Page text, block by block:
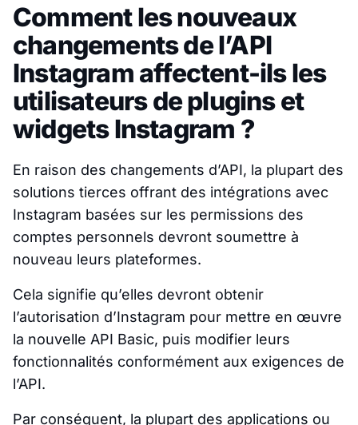
Comment les nouveaux
changements de l’API
Instagram affectent-ils les
utilisateurs de plugins et
widgets Instagram ?
En raison des changements d’API, la plupart des
solutions tierces offrant des intégrations avec
Instagram basées sur les permissions des
comptes personnels devront soumettre à
nouveau leurs plateformes.
Cela signifie qu’elles devront obtenir
l’autorisation d’Instagram pour mettre en œuvre
la nouvelle API Basic, puis modifier leurs
fonctionnalités conformément aux exigences de
l’API.
Par conséquent, la plupart des applications ou